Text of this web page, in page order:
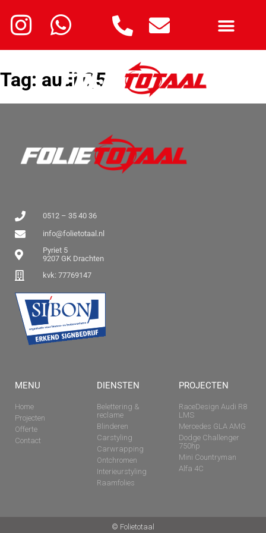
Tag: audi Q5
0512 – 35 40 36
info@folietotaal.nl
Pyriet 5
9207 GK Drachten
kvk: 77769147
MENU
Home
Projecten
Offerte
Contact
DIENSTEN
Belettering &
reclame
Blinderen
Carstyling
Carwrapping
Ontchromen
Interieurstyling
Raamfolies
PROJECTEN
RaceDesign Audi R8
LMS
Mercedes GLA AMG
Dodge Challenger
750hp
Mini Countryman
Alfa 4C
© Folietotaal